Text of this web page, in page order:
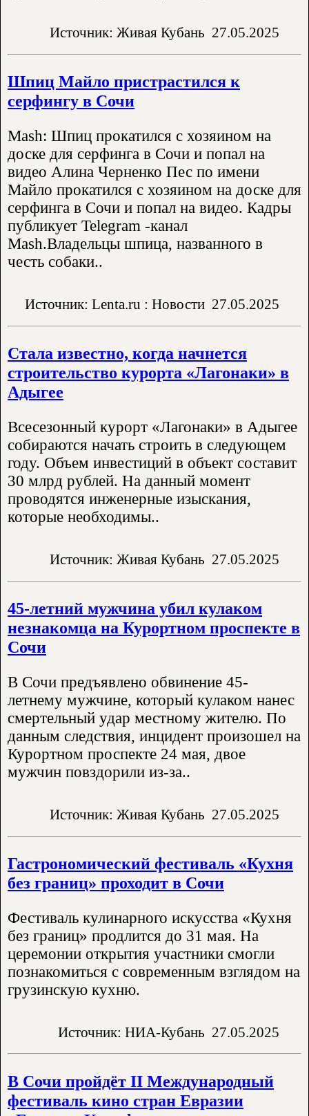
Источник: Живая Кубань 27.05.2025
Шпиц Майло пристрастился к
серфингу в Сочи
Mash: Шпиц прокатился с хозяином на
доске для серфинга в Сочи и попал на
видео Алина Черненко Пес по имени
Майло прокатился с хозяином на доске для
серфинга в Сочи и попал на видео. Кадры
публикует Telegram -канал
Mash.Владельцы шпица, названного в
честь собаки..
Источник: Lenta.ru : Новости 27.05.2025
Стала известно, когда начнется
строительство курорта «Лагонаки» в
Адыгее
Всесезонный курорт «Лагонаки» в Адыгее
собираются начать строить в следующем
году. Объем инвестиций в объект составит
30 млрд рублей. На данный момент
проводятся инженерные изыскания,
которые необходимы..
Источник: Живая Кубань 27.05.2025
45-летний мужчина убил кулаком
незнакомца на Курортном проспекте в
Сочи
В Сочи предъявлено обвинение 45-
летнему мужчине, который кулаком нанес
смертельный удар местному жителю. По
данным следствия, инцидент произошел на
Курортном проспекте 24 мая, двое
мужчин повздорили из-за..
Источник: Живая Кубань 27.05.2025
Гастрономический фестиваль «Кухня
без границ» проходит в Сочи
Фестиваль кулинарного искусства «Кухня
без границ» продлится до 31 мая. На
церемонии открытия участники смогли
познакомиться с современным взглядом на
грузинскую кухню.
Источник: НИА-Кубань 27.05.2025
В Сочи пройдёт II Международный
фестиваль кино стран Евразии